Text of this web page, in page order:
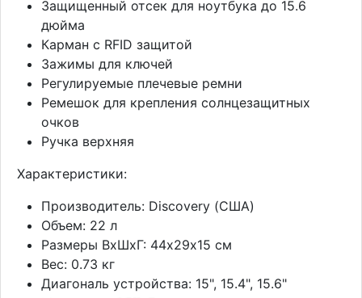
Защищенный отсек для ноутбука до 15.6
дюйма
Карман с RFID защитой
Зажимы для ключей
Регулируемые плечевые ремни
Ремешок для крепления солнцезащитных
очков
Ручка верхняя
Характеристики:
Производитель: Discovery (США)
Объем: 22 л
Размеры ВхШхГ: 44х29х15 см
Вес: 0.73 кг
Диагональ устройства: 15", 15.4", 15.6"